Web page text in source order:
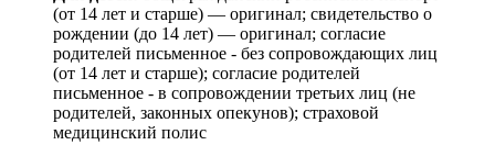
(от 14 лет и старше) — оригинал; свидетельство о
рождении (до 14 лет) — оригинал; согласие
родителей письменное - без сопровождающих лиц
(от 14 лет и старше); согласие родителей
письменное - в сопровождении третьих лиц (не
родителей, законных опекунов); страховой
медицинский полис